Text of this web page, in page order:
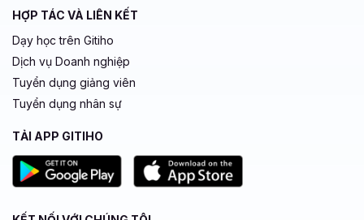
HỢP TÁC VÀ LIÊN KẾT
Dạy học trên Gitiho
Dịch vụ Doanh nghiệp
Tuyển dụng giảng viên
Tuyển dụng nhân sự
TẢI APP GITIHO